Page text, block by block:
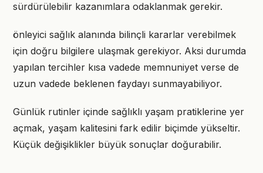
sürdürülebilir kazanımlara odaklanmak gerekir.
önleyici sağlık alanında bilinçli kararlar verebilmek
için doğru bilgilere ulaşmak gerekiyor. Aksi durumda
yapılan tercihler kısa vadede memnuniyet verse de
uzun vadede beklenen faydayı sunmayabiliyor.
Günlük rutinler içinde sağlıklı yaşam pratiklerine yer
açmak, yaşam kalitesini fark edilir biçimde yükseltir.
Küçük değişiklikler büyük sonuçlar doğurabilir.